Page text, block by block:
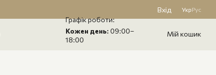
Вхід УкрРус
Графік роботи:
Кожен день: 09:00–
18:00
Мій кошик